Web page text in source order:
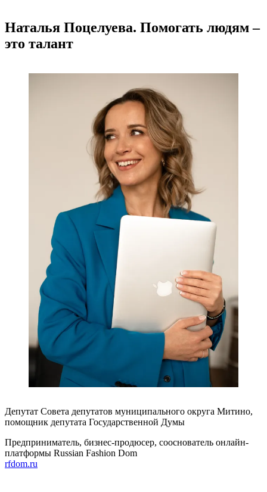
Наталья Поцелуева. Помогать людям –
это талант
Депутат Совета депутатов муниципального округа Митино,
помощник депутата Государственной Думы
Предприниматель, бизнес-продюсер, сооснователь онлайн-
платформы Russian Fashion Dom
rfdom.ru